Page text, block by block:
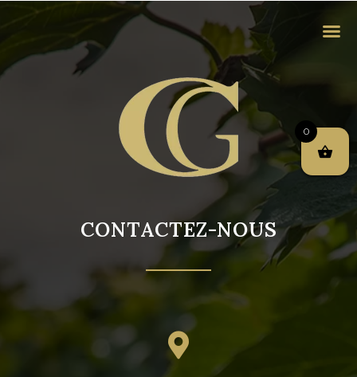
CONTACTEZ-NOUS
0